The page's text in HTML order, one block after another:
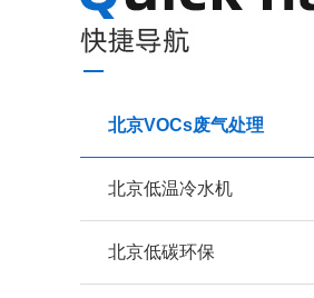
北京VOCs废气处理
北京低温冷水机
北京低碳环保